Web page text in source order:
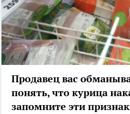
Продавец вас
понять, что курица
запомните эти